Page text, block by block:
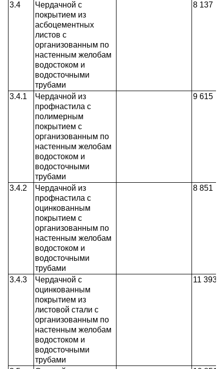
3.4
Чердачной с
покрытием из
асбоцементных
листов с
организованным по
настенным желобам
водостоком и
водосточными
трубами
8 137
3.4.1
Чердачной из
профнастила с
полимерным
покрытием с
организованным по
настенным желобам
водостоком и
водосточными
трубами
9 615
3.4.2
Чердачной из
профнастила с
оцинкованным
покрытием с
организованным по
настенным желобам
водостоком и
водосточными
трубами
8 851
3.4.3
Чердачной с
оцинкованным
покрытием из
листовой стали с
организованным по
настенным желобам
водостоком и
водосточными
трубами
11